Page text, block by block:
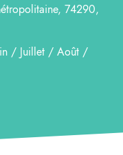
74290,
/ Juillet / Août /